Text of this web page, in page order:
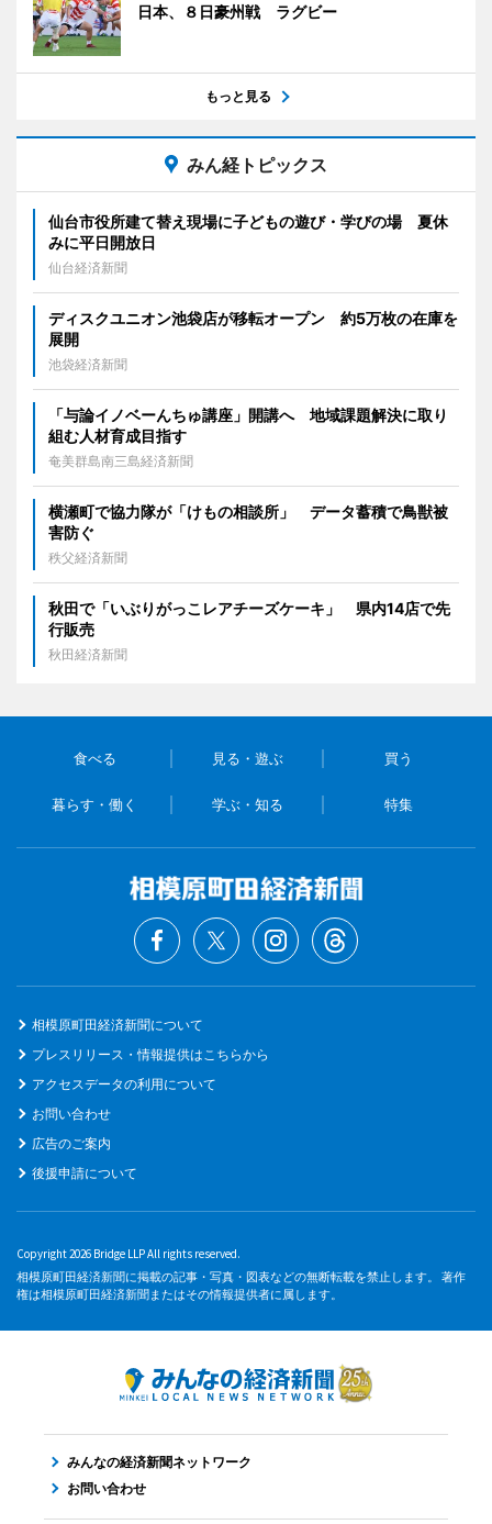
日本、８日豪州戦 ラグビー
もっと見る
みん経トピックス
仙台市役所建て替え現場に子どもの遊び・学びの場 夏休
みに平日開放日
仙台経済新聞
ディスクユニオン池袋店が移転オープン 約5万枚の在庫を
展開
池袋経済新聞
「与論イノベーんちゅ講座」開講へ 地域課題解決に取り
組む人材育成目指す
奄美群島南三島経済新聞
横瀬町で協力隊が「けもの相談所」 データ蓄積で鳥獣被
害防ぐ
秩父経済新聞
秋田で「いぶりがっこレアチーズケーキ」 県内14店で先
行販売
秋田経済新聞
食べる 見る・遊ぶ 買う
暮らす・働く 学ぶ・知る 特集
相模原町田経済新聞について
プレスリリース・情報提供はこちらから
アクセスデータの利用について
お問い合わせ
広告のご案内
後援申請について
Copyright 2026 Bridge LLP All rights reserved.
相模原町田経済新聞に掲載の記事・写真・図表などの無断転載を禁止します。 著作
権は相模原町田経済新聞またはその情報提供者に属します。
みんなの経済新聞ネットワーク
お問い合わせ